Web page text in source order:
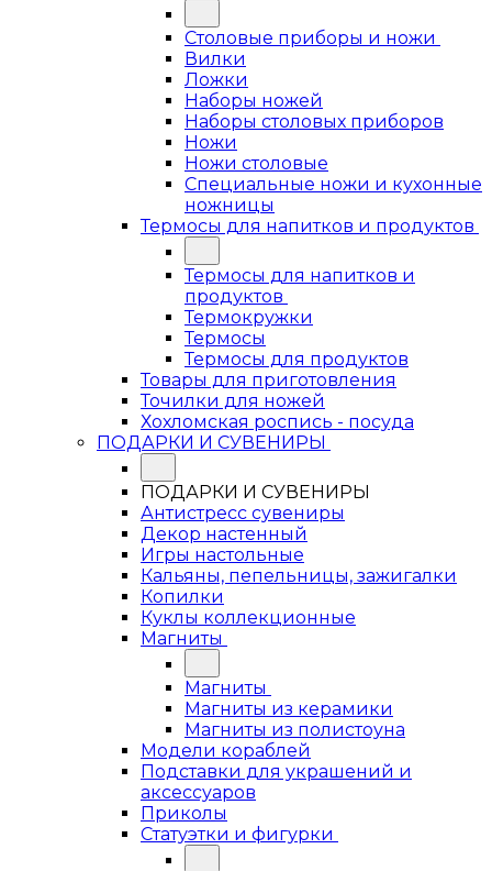
Столовые приборы и ножи
Вилки
Ложки
Наборы ножей
Наборы столовых приборов
Ножи
Ножи столовые
Специальные ножи и кухонные
ножницы
Термосы для напитков и продуктов
Термосы для напитков и
продуктов
Термокружки
Термосы
Термосы для продуктов
Товары для приготовления
Точилки для ножей
Хохломская роспись - посуда
ПОДАРКИ И СУВЕНИРЫ
ПОДАРКИ И СУВЕНИРЫ
Антистресс сувениры
Декор настенный
Игры настольные
Кальяны, пепельницы, зажигалки
Копилки
Куклы коллекционные
Магниты
Магниты
Магниты из керамики
Магниты из полистоуна
Модели кораблей
Подставки для украшений и
аксессуаров
Приколы
Статуэтки и фигурки